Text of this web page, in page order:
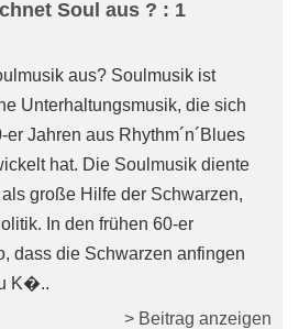
Soul aus ? : 1
aus? Soulmusik ist
Unterhaltungsmusik, die sich
Jahren aus Rhythm´n´Blues
hat. Die Soulmusik diente
große Hilfe der Schwarzen,
In den frühen 60-er
dass die Schwarzen anfingen
K�..
> Beitrag anzeigen